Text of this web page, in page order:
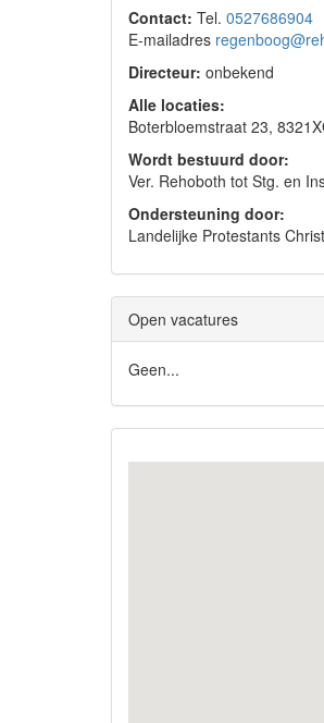
Contact: Tel. 0527686904
E-mailadres
Directeur: onbekend
Alle locaties:
Boterbloemstraat 23,
Wordt bestuurd door:
Ver. Rehoboth tot Stg. en
Ondersteuning door:
Landelijke Protestants
Open vacatures
Geen...